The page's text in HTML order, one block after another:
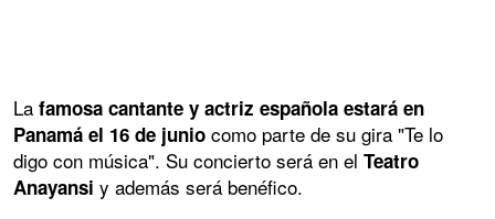
La famosa cantante y actriz española estará en
Panamá el 16 de junio como parte de su gira "Te lo
digo con música". Su concierto será en el Teatro
Anayansi y además será benéfico.